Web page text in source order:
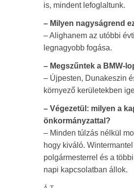
is, mindent lefoglaltunk.
– Milyen nagyságrend
– Alighanem az utóbbi
legnagyobb fogása.
– Megszűntek a BMW-
– Újpesten, Dunakeszin
környező kerületekben
– Végezetül: milyen a
önkormányzattal?
– Minden túlzás nélkül
hogy kiváló.
polgármesterrel és a
napi kapcsolatban állok.